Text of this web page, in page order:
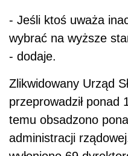
- Jeśli ktoś uważa
wybrać na wyższe
- dodaje.
Zlikwidowany Urząd
przeprowadził ponad
temu obsadzono
administracji